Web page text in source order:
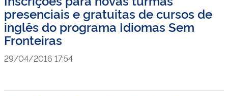
presenciais e gratuitas de cursos de
inglês do programa Idiomas Sem
Fronteiras
29/04/2016 17:54